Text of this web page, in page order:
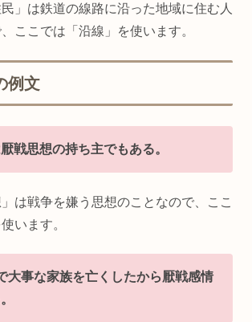
民」は鉄道の線路に沿った地域に住む人
ここでは「沿線」を使います。
例文
戦思想の持ち主でもある。
」は戦争を嫌う思想のことなので、ここ
います。
大事な家族を亡くしたから厭戦感情